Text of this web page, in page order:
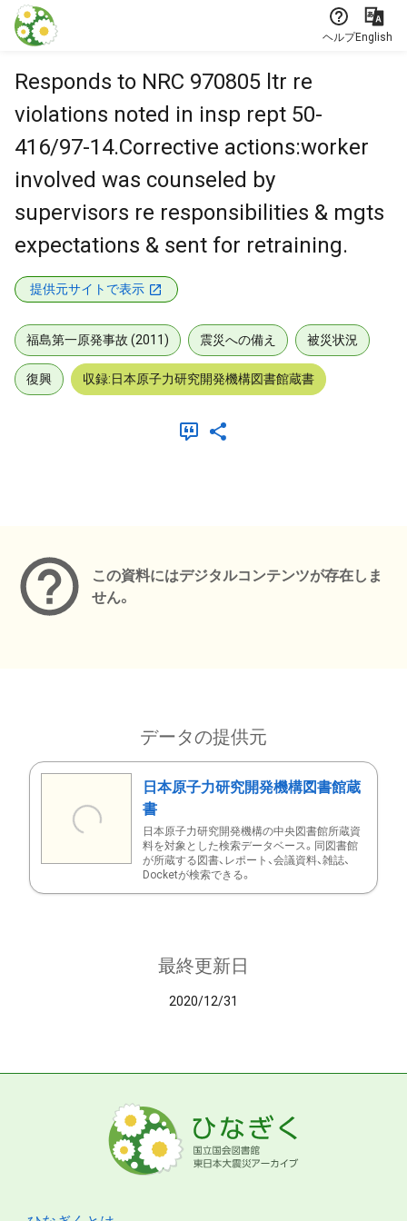
本文に飛ぶ
ヘルプEnglish
Responds to NRC 970805 ltr re
violations noted in insp rept 50-
416/97-14.Corrective actions:worker
involved was counseled by
supervisors re responsibilities & mgts
expectations & sent for retraining.
提供元サイトで表示
福島第一原発事故 (2011) 震災への備え 被災状況
復興 収録:日本原子力研究開発機構図書館蔵書
この資料にはデジタルコンテンツが存在しま
せん。
データの提供元
日本原子力研究開発機構図書館蔵
書
日本原子力研究開発機構の中央図書館所蔵資
料を対象とした検索データベース。同図書館
が所蔵する図書、レポート、会議資料、雑誌、
Docketが検索できる。
最終更新日
2020/12/31